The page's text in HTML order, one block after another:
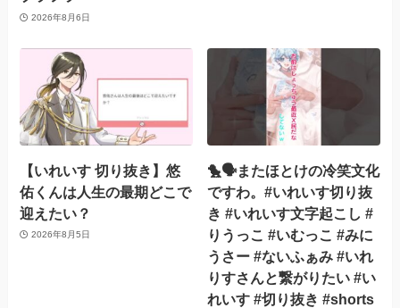
2026年8月6日
【いれいす 切り抜き】悠
佑くんは人生の最期どこで
迎えたい？
2026年8月5日
🐤🗣️またほとけの冷笑文化
ですわ。#いれいす切り抜
き #いれいす文字起こし #
りうっこ #いむっこ #みに
うさー #ないふぁみ #いれ
りすさんと繋がりたい #い
れいす #切り抜き #shorts